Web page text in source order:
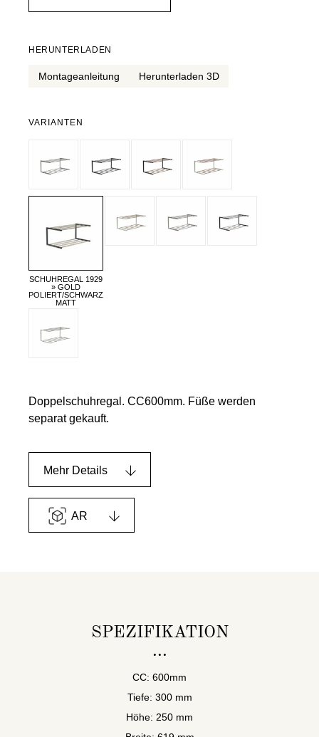
HERUNTERLADEN
Montageanleitung Herunterladen 3D
VARIANTEN
SCHUHREGAL 1929
» GOLD
POLIERT/SCHWARZ
MATT
Doppelschuhregal. CC600mm. Füße werden
separat gekauft.
Mehr Details
AR
SPEZIFIKATION
CC: 600mm
Tiefe: 300 mm
Höhe: 250 mm